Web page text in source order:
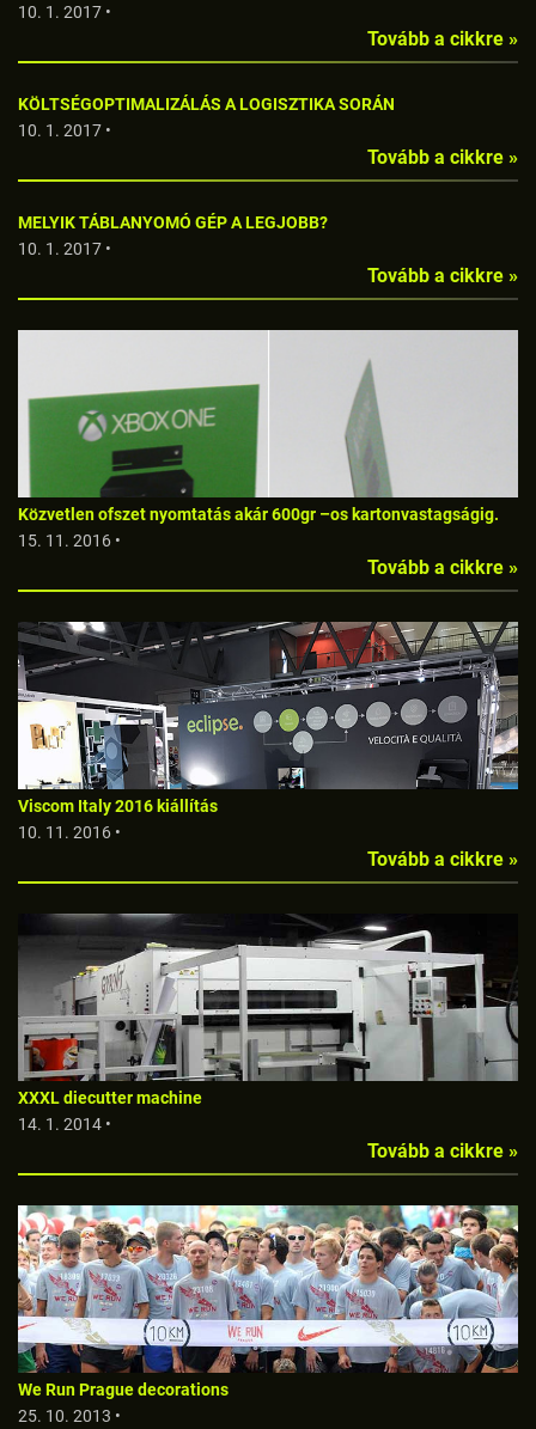
10. 1. 2017 •
Tovább a cikkre »
KÖLTSÉGOPTIMALIZÁLÁS A LOGISZTIKA SORÁN
10. 1. 2017 •
Tovább a cikkre »
MELYIK TÁBLANYOMÓ GÉP A LEGJOBB?
10. 1. 2017 •
Tovább a cikkre »
Közvetlen ofszet nyomtatás akár 600gr –os kartonvastagságig.
15. 11. 2016 •
Tovább a cikkre »
Viscom Italy 2016 kiállítás
10. 11. 2016 •
Tovább a cikkre »
XXXL diecutter machine
14. 1. 2014 •
Tovább a cikkre »
We Run Prague decorations
25. 10. 2013 •